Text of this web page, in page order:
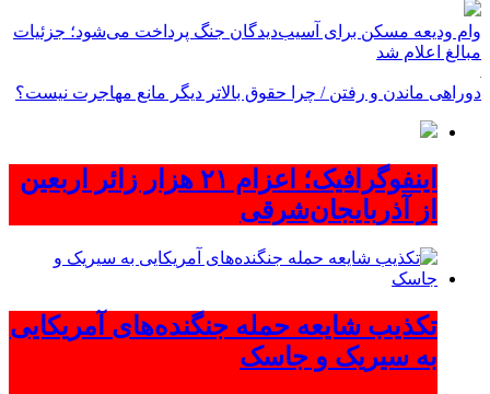
وام ودیعه مسکن برای آسیب‌دیدگان جنگ پرداخت می‌شود؛ جزئیات
مبالغ اعلام شد
دوراهی ماندن و رفتن / چرا حقوق بالاتر دیگر مانع مهاجرت نیست؟
اینفوگرافیک؛ اعزام ۲۱ هزار زائر اربعین
از آذربایجان‌شرقی
تکذیب شایعه حمله جنگنده‌های آمریکایی
به سیریک و جاسک